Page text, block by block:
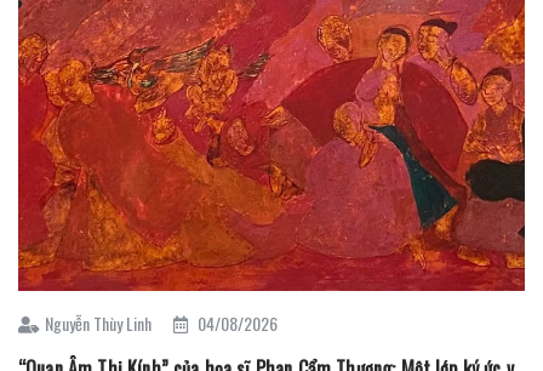
Nguyễn Thùy Linh 04/08/2026